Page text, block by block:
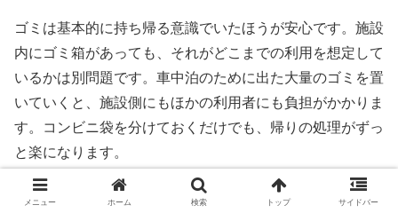
ゴミは基本的に持ち帰る意識でいたほうが安心です。施設
内にゴミ箱があっても、それがどこまでの利用を想定して
いるかは別問題です。車中泊のために出た大量のゴミを置
いていくと、施設側にもほかの利用者にも負担がかかりま
す。コンビニ袋を分けておくだけでも、帰りの処理がずっ
と楽になります。
音のマナーも忘れられません。夜に外で長く話す、ドアを
メニュー ホーム 検索 トップ サイドバー